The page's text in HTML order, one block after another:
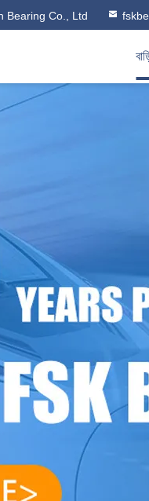
Bearing Co., Ltd